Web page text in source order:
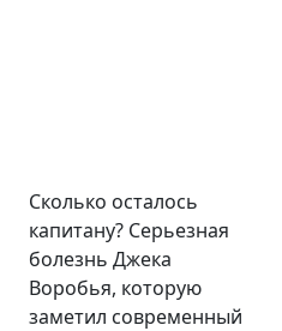
Сколько осталось
капитану? Серьезная
болезнь Джека
Воробья, которую
заметил современный